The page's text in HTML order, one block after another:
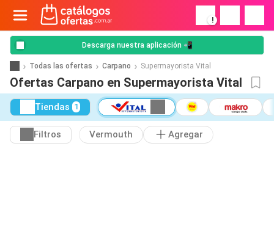
!
Descarga nuestra aplicación 📲
Todas las ofertas Carpano Supermayorista Vital
Ofertas Carpano en Supermayorista Vital
Tiendas 1
Filtros Vermouth Agregar